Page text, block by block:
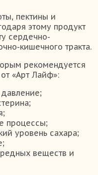
пектины и
этому продукт
сердечно-
кишечного тракта.
рекомендуется
«Арт Лайф»:
процессы;
уровень сахара;
веществ и